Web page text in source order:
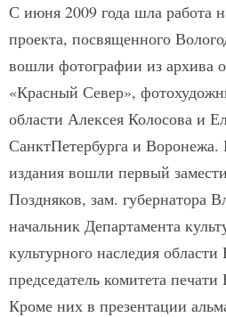
С июня 2009 года шла работа
проекта, посвященного
вошли фотографии из архива
«Красный Север»,
области Алексея Колосова и
Санкт­Петербурга и
издания вошли первый
Поздняков, зам. губернатора
начальник Департамента
культурного наследия
председатель комитета
Кроме них в презентации